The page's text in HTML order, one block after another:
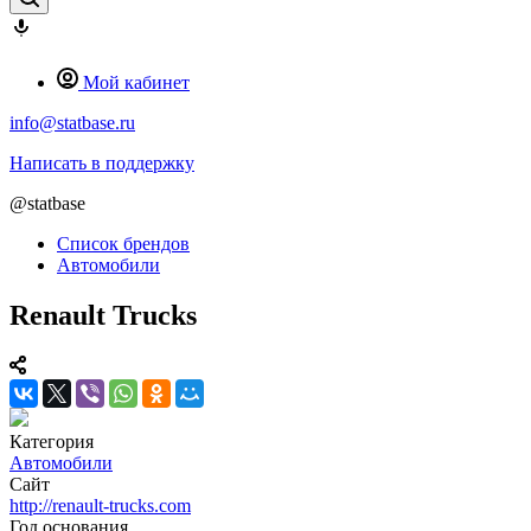
Мой кабинет
info@statbase.ru
Написать в поддержку
@statbase
Список брендов
Автомобили
Renault Trucks
Категория
Автомобили
Сайт
http://renault-trucks.com
Год основания